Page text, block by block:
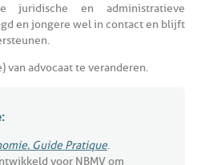
juridische en administratieve
en jongere wel in contact en blijft
van advocaat te veranderen.
Guide Pratique.
voor NBMV om